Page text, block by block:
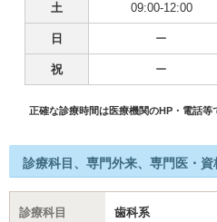
土 09:00-12:00
日 ー
祝 ー
正確な診療時間は医療機関のHP・電話等
診療科目、専門外来、専門医・資
診療科目
歯科系